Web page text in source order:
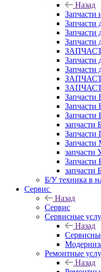
Назад
Запчасти
Запчасти
Запчасти
Запчасти
запчасти
Запчасти
запчасти
Б/У техника в
Сервис
Назад
Сервис
Сервисные
Назад
Ремонтные
Назад